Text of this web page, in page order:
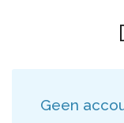
Geen